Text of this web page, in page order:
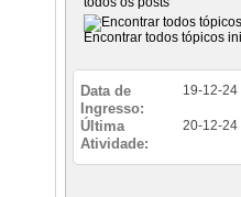
Encontrar todos tópicos
Data de
Ingresso
19-12-24
Última
Atividade
20-12-24